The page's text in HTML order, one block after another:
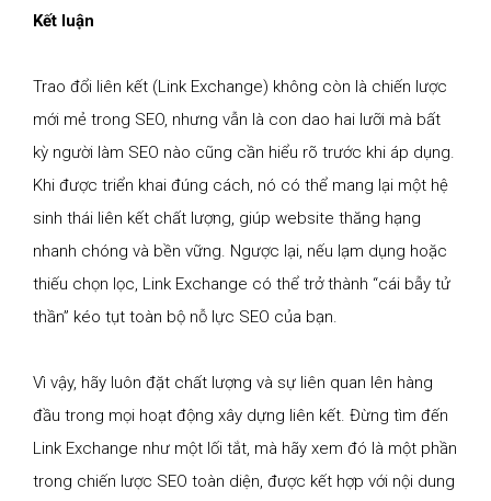
Kết luận
Trao đổi liên kết (Link Exchange) không còn là chiến lược
mới mẻ trong SEO, nhưng vẫn là con dao hai lưỡi mà bất
kỳ người làm SEO nào cũng cần hiểu rõ trước khi áp dụng.
Khi được triển khai đúng cách, nó có thể mang lại một hệ
sinh thái liên kết chất lượng, giúp website thăng hạng
nhanh chóng và bền vững. Ngược lại, nếu lạm dụng hoặc
thiếu chọn lọc, Link Exchange có thể trở thành “cái bẫy tử
thần” kéo tụt toàn bộ nỗ lực SEO của bạn.
Vì vậy, hãy luôn đặt chất lượng và sự liên quan lên hàng
đầu trong mọi hoạt động xây dựng liên kết. Đừng tìm đến
Link Exchange như một lối tắt, mà hãy xem đó là một phần
trong chiến lược SEO toàn diện, được kết hợp với nội dung